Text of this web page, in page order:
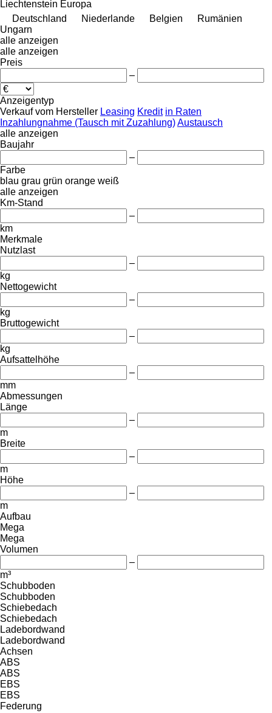
Liechtenstein Europa
Deutschland
Niederlande Belgien
Rumänien
Ungarn
alle anzeigen
alle anzeigen
Preis
–
Anzeigentyp
Verkauf vom Hersteller Leasing Kredit in Raten
Inzahlungnahme (Tausch mit Zuzahlung)Austausch
alle anzeigen
Baujahr
–
Farbe
blau grau grün orange weiß
alle anzeigen
Km-Stand
–
km
Merkmale
Nutzlast
–
kg
Nettogewicht
–
kg
Bruttogewicht
–
kg
Aufsattelhöhe
–
mm
Abmessungen
Länge
–
m
Breite
–
m
Höhe
–
m
Aufbau
Mega
Mega
Volumen
–
m³
Schubboden
Schubboden
Schiebedach
Schiebedach
Ladebordwand
Ladebordwand
Achsen
ABS
ABS
EBS
EBS
Federung